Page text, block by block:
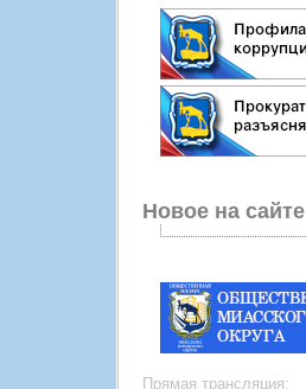
Новое на сайте
Прямая трансляция: